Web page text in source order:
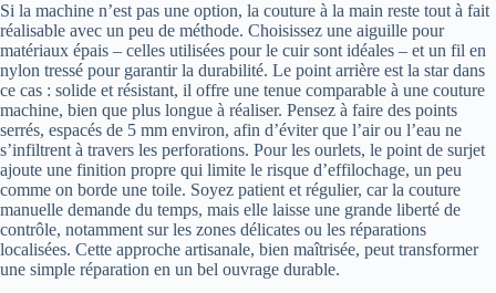
Si la machine n’est pas une option, la couture à la main reste tout à fait
réalisable avec un peu de méthode. Choisissez une aiguille pour
matériaux épais – celles utilisées pour le cuir sont idéales – et un fil en
nylon tressé pour garantir la durabilité. Le point arrière est la star dans
ce cas : solide et résistant, il offre une tenue comparable à une couture
machine, bien que plus longue à réaliser. Pensez à faire des points
serrés, espacés de 5 mm environ, afin d’éviter que l’air ou l’eau ne
s’infiltrent à travers les perforations. Pour les ourlets, le point de surjet
ajoute une finition propre qui limite le risque d’effilochage, un peu
comme on borde une toile. Soyez patient et régulier, car la couture
manuelle demande du temps, mais elle laisse une grande liberté de
contrôle, notamment sur les zones délicates ou les réparations
localisées. Cette approche artisanale, bien maîtrisée, peut transformer
une simple réparation en un bel ouvrage durable.